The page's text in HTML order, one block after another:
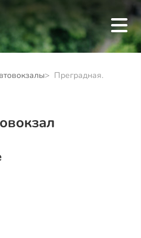
Преградная.